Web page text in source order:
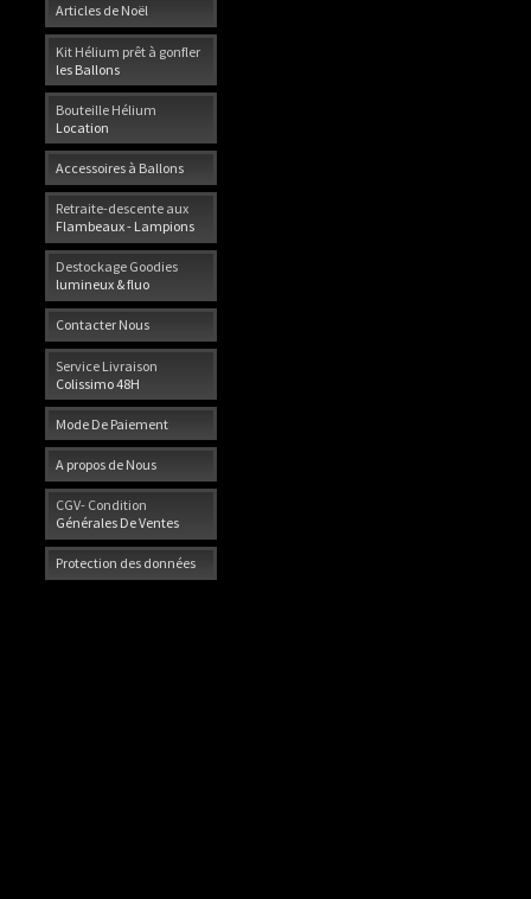
Articles de Noël
Kit Hélium prêt à gonfler
les Ballons
Bouteille Hélium
Location
Accessoires à Ballons
Retraite-descente aux
Flambeaux - Lampions
Destockage Goodies
lumineux & fluo
Contacter Nous
Service Livraison
Colissimo 48H
Mode De Paiement
A propos de Nous
CGV- Condition
Générales De Ventes
Protection des données